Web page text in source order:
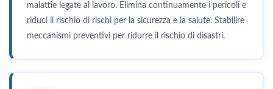
malattie legate al lavoro. Elimina continuamente i pericoli e
riduci il rischio di rischi per la sicurezza e la salute. Stabilire
meccanismi preventivi per ridurre il rischio di disastri.